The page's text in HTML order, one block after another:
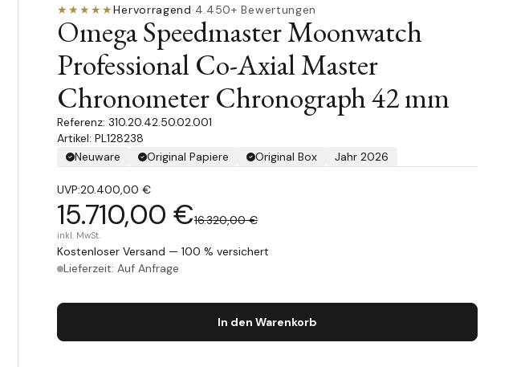
★★★★★Hervorragend·4.450+ Bewertungen
Omega Speedmaster Moonwatch
Professional Co-Axial Master
Chronometer Chronograph 42 mm
310.20.42.50.02.001
Artikel: PL128238
Neuware
Original Papiere Original Box Jahr 2026
UVP:20.400,00 €
15.710,00 €16.320,00 €
inkl. MwSt.
Kostenloser Versand — 100 % versichert
Lieferzeit: Auf Anfrage
In den Warenkorb